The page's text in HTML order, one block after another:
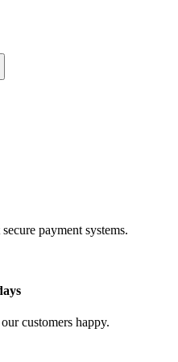
payment systems.
customers happy.